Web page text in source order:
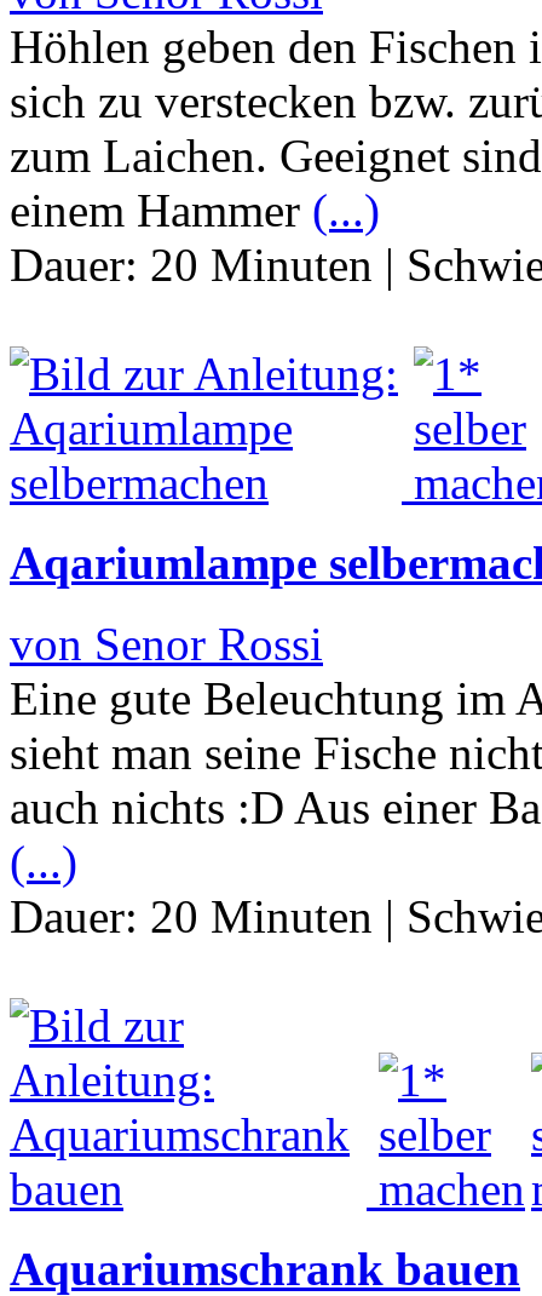
Höhlen geben den
sich zu verstecken bzw.
zum Laichen. Geeignet
einem Hammer (...)
Dauer: 20 Minuten |
Aqariumlampe
von Senor Rossi
Eine gute Beleuchtung im
sieht man seine Fische
auch nichts :D Aus einer
(...)
Dauer: 20 Minuten |
Aquariumschrank bauen